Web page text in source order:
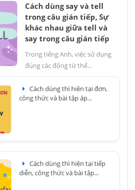
Cách dùng say và tell
trong câu gián tiếp, Sự
khác nhau giữa tell và
say trong câu gián tiếp
Trong tiếng Anh, việc sử dụng
đúng các động từ thể...
Cách dùng thì hiện tại đơn,
công thức và bài tập áp...
Cách dùng thì hiện tại tiếp
diễn, công thức và bài tập...